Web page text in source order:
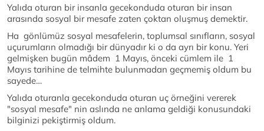
Yalıda oturan bir insanla gecekonduda oturan bir insan
arasında sosyal bir mesafe zaten çoktan oluşmuş demektir.
Ha gönlümüz sosyal mesafelerin, toplumsal sınıfların, sosyal
uçurumların olmadığı bir dünyadır ki o da ayrı bir konu. Yeri
gelmişken bugün mâdem 1 Mayıs, önceki cümlem ile 1
Mayıs tarihine de telmihte bulunmadan geçmemiş oldum bu
sayede…
Yalıda oturanla gecekonduda oturan uç örneğini vererek
"sosyal mesafe" nin aslında ne anlama geldiği konusundaki
bilginizi pekiştirmiş oldum.